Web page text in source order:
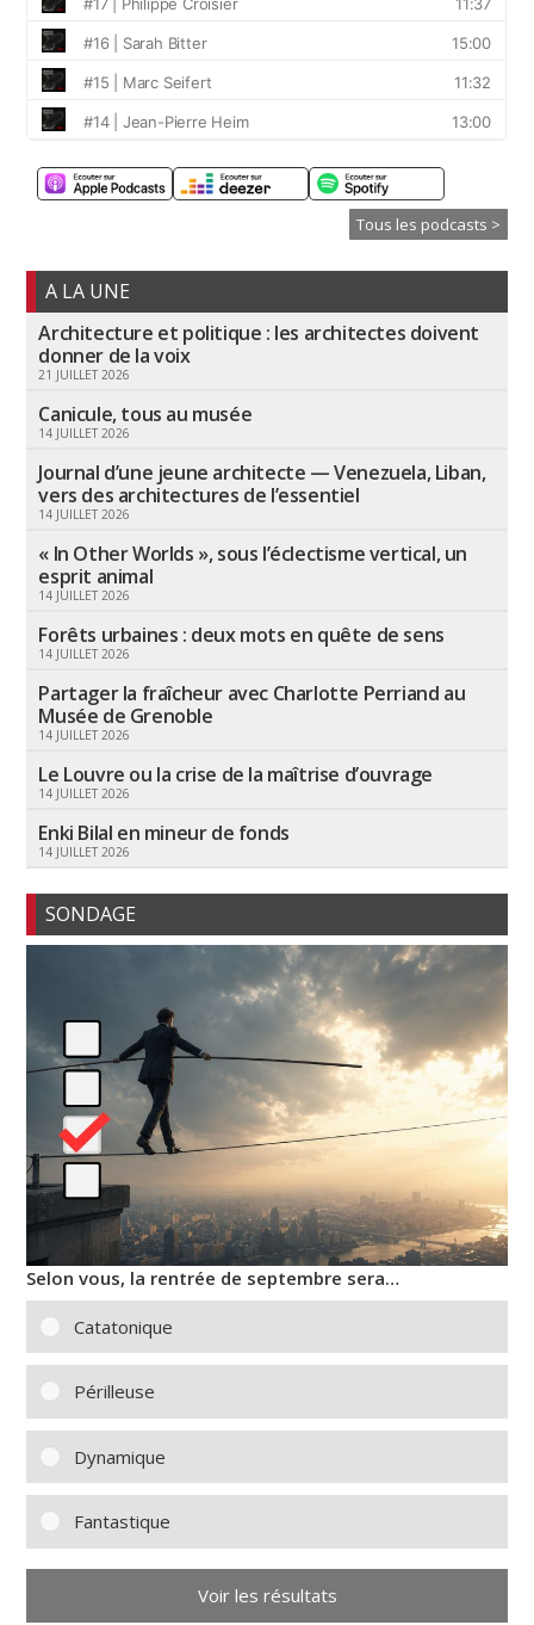
Tous les podcasts >
A LA UNE
Architecture et politique : les architectes doivent
donner de la voix
21 JUILLET 2026
Canicule, tous au musée
14 JUILLET 2026
Journal d’une jeune architecte — Venezuela, Liban,
vers des architectures de l’essentiel
14 JUILLET 2026
« In Other Worlds », sous l’éclectisme vertical, un
esprit animal
14 JUILLET 2026
Forêts urbaines : deux mots en quête de sens
14 JUILLET 2026
Partager la fraîcheur avec Charlotte Perriand au
Musée de Grenoble
14 JUILLET 2026
Le Louvre ou la crise de la maîtrise d’ouvrage
14 JUILLET 2026
Enki Bilal en mineur de fonds
14 JUILLET 2026
SONDAGE
Selon vous, la rentrée de septembre sera…
Catatonique
Périlleuse
Dynamique
Fantastique
Voir les résultats